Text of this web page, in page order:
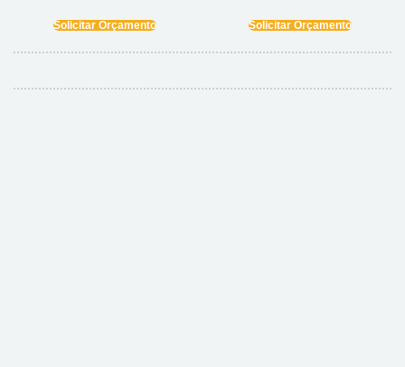
Solicitar Orçamento Solicitar Orçamento